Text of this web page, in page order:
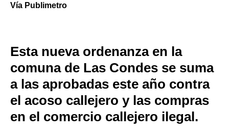
Vía Publimetro
Esta nueva ordenanza en la
comuna de Las Condes se suma
a las aprobadas este año contra
el acoso callejero y las compras
en el comercio callejero ilegal.